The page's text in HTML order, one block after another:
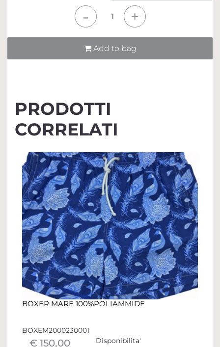
Add to bag
PRODOTTI
CORRELATI
BOXER MARE 100%POLIAMMIDE
BOXEM2000230001
€ 150,00 Disponibilita'